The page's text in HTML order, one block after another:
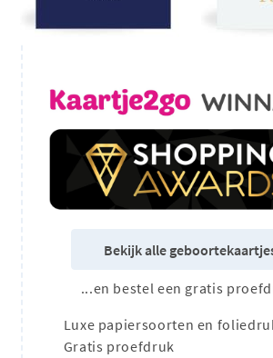
Bekijk alle
...en bestel een gratis
Luxe papiersoorten en
Gratis proefdruk